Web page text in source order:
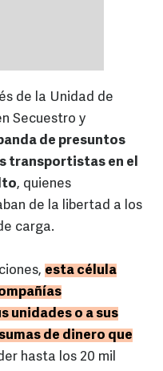
de la Unidad de
Secuestro y
de presuntos
transportistas en el
, quienes
de la libertad a los
carga.
esta célula
unidades o a sus
de dinero que
hasta los 20 mil